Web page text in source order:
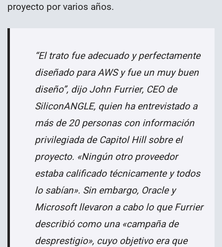
proyecto por varios años.
“El trato fue adecuado y perfectamente
diseñado para AWS y fue un muy buen
diseño”, dijo John Furrier, CEO de
SiliconANGLE, quien ha entrevistado a
más de 20 personas con información
privilegiada de Capitol Hill sobre el
proyecto. «Ningún otro proveedor
estaba calificado técnicamente y todos
lo sabían». Sin embargo, Oracle y
Microsoft llevaron a cabo lo que Furrier
describió como una «campaña de
desprestigio», cuyo objetivo era que